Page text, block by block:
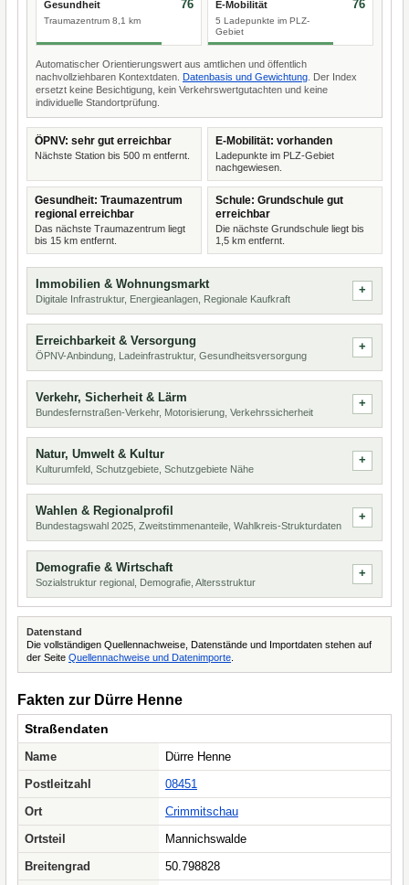
Gesundheit
Traumazentrum 8,1 km
76 E-Mobilität
5 Ladepunkte im PLZ-
Gebiet
76
Automatischer Orientierungswert aus amtlichen und öffentlich
nachvollziehbaren Kontextdaten. Datenbasis und Gewichtung . Der Index
ersetzt keine Besichtigung, kein Verkehrswertgutachten und keine
individuelle Standortprüfung.
ÖPNV: sehr gut erreichbar
Nächste Station bis 500 m entfernt.
E-Mobilität: vorhanden
Ladepunkte im PLZ-Gebiet
nachgewiesen.
Gesundheit: Traumazentrum
regional erreichbar
Das nächste Traumazentrum liegt
bis 15 km entfernt.
Schule: Grundschule gut
erreichbar
Die nächste Grundschule liegt bis
1,5 km entfernt.
Immobilien & Wohnungsmarkt
Digitale Infrastruktur, Energieanlagen, Regionale Kaufkraft
Erreichbarkeit & Versorgung
ÖPNV-Anbindung, Ladeinfrastruktur, Gesundheitsversorgung
Verkehr, Sicherheit & Lärm
Bundesfernstraßen-Verkehr, Motorisierung, Verkehrssicherheit
Natur, Umwelt & Kultur
Kulturumfeld, Schutzgebiete, Schutzgebiete Nähe
Wahlen & Regionalprofil
Bundestagswahl 2025, Zweitstimmenanteile, Wahlkreis-Strukturdaten
Demografie & Wirtschaft
Sozialstruktur regional, Demografie, Altersstruktur
Datenstand
Die vollständigen Quellennachweise, Datenstände und Importdaten stehen auf
der Seite Quellennachweise und Datenimporte
Fakten zur Dürre Henne
Straßendaten
Name
Dürre Henne
Postleitzahl
08451
Ort
Crimmitschau
Ortsteil
Mannichswalde
Breitengrad
50.798828